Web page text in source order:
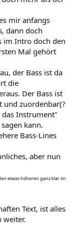
mir anfangs
dann doch
im Intro doch den
Mal gehört
der Bass ist da
die
Der Bass ist
und zuordenbar(?
Instrument"
kann.
Bass-Lines
aber nun
etwas höheren ganz klar im
Text, ist alles
weiter.